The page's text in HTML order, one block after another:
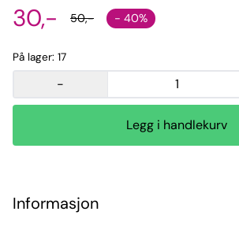
30,- 50,- - 40%
På lager: 17
-
Informasjon